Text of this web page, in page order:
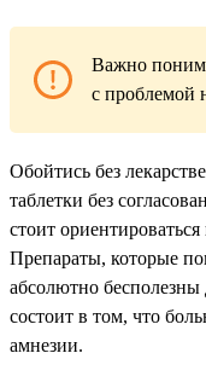
Важно
с проблемой
Обойтись без
таблетки без
стоит
Препараты, которые
абсолютно
состоит в том, что
амнезии.